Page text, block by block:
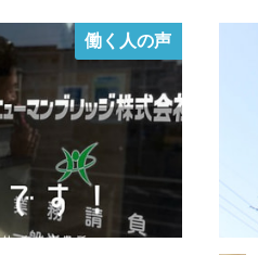
働く人の声